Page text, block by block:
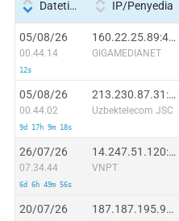
Datetime IP/Penyedia
05/08/26
00.44.14
12s
160.22.25.89:46406
GIGAMEDIANET
05/08/26
00.44.02
9d 17h 9m 18s
213.230.87.31:48178
Uzbektelecom JSC
26/07/26
07.34.44
6d 6h 49m 56s
14.247.51.120:36843
VNPT
20/07/26 187.187.195.95:42446